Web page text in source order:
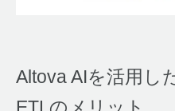
Altova AIを活用し